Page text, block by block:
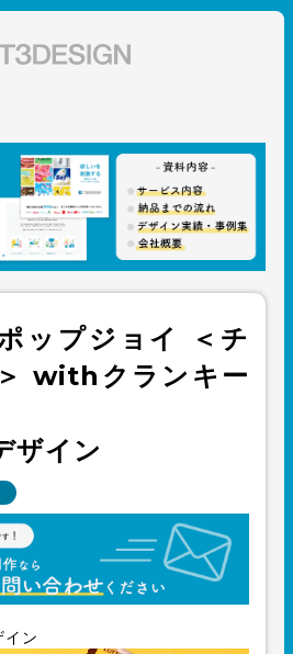
ン
ップジョイ ＜チ
withクランキー
ザイン
イン